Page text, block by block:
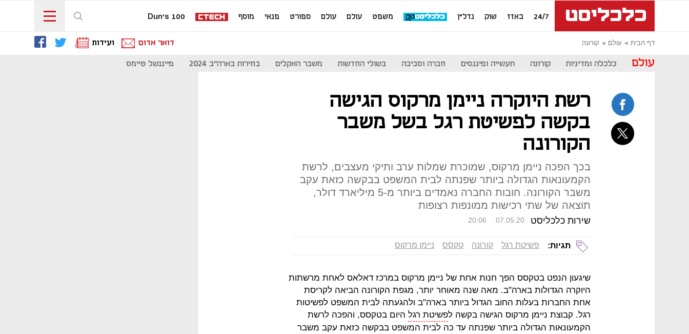
24/7 באזז שוק נדל"ן משפט עולם עולם ספורט פנאי מוסף Dun's 100
דף הבית עולם קורונה דואר אדום ועידות
עולם כלכלה ומדיניות קורונה תעשייה ופיננסים חברה וסביבה בשולי החדשות משבר האקלים בחירות בארה"ב 2024 פייננשל טיימס
רשת היוקרה ניימן מרקוס הגישה
בקשה לפשיטת רגל בשל משבר
הקורונה
בכך הפכה ניימן מרקוס, שמוכרת שמלות ערב ותיקי מעצבים, לרשת
הקמעונאות הגדולה ביותר שפנתה לבית המשפט בבקשה כזאת עקב
משבר הקורונה. חובות החברה נאמדים ביותר מ-5 מיליארד דולר,
תוצאה של שתי רכישות ממונפות רצופות
שירות כלכליסט 20:06 07.05.20
תגיות: פשיטת רגל קורונה טקסס ניימן מרקוס
שיגעון הנפט בטקסס הפך חנות אחת של ניימן מרקוס במרכז דאלאס לאחת מרשתות
היוקרה הגדולות בארה"ב. מאה שנה מאוחר יותר, מגפת הקורונה הביאה לקריסת
אחת החברות בעלות החוב הגדול ביותר בארה"ב ולהגעתה לבית המשפט לפשיטות
רגל. קבוצת ניימן מרקוס הגישה בקשה לפשיטת רגל היום בטקסס, והפכה לרשת
הקמעונאות הגדולה ביותר שפנתה עד כה לבית המשפט בבקשה כזאת עקב משבר